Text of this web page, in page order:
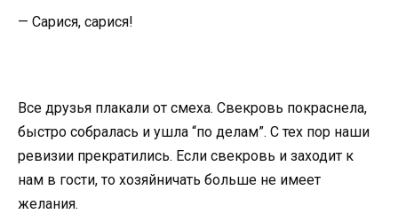
— Сарися, сарися!
Все друзья плакали от смеха. Свекровь покраснела,
быстро собралась и ушла “по делам”. С тех пор наши
ревизии прекратились. Если свекровь и заходит к
нам в гости, то хозяйничать больше не имеет
желания.